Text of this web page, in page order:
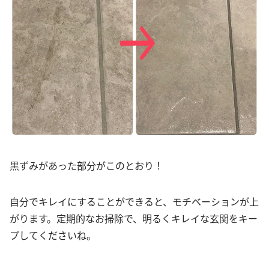
黒ずみがあった部分がこのとおり！
自分でキレイにすることができると、モチベーションが上
がります。定期的なお掃除で、明るくキレイな玄関をキー
プしてくださいね。